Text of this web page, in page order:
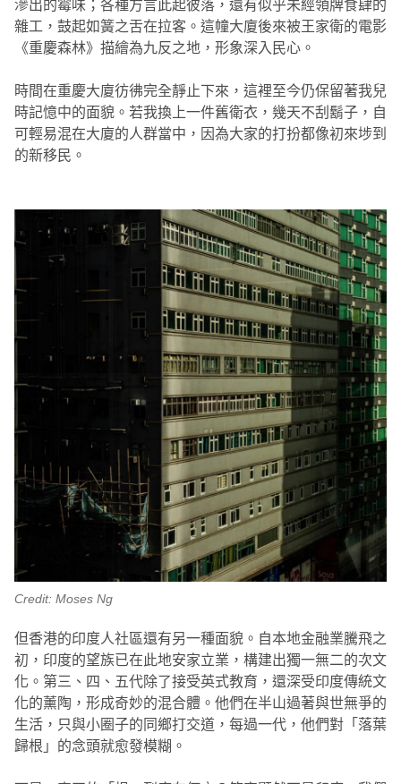
滲出的霉味；各種方言此起彼落，還有似乎未經領牌食肆的
雜工，鼓起如簧之舌在拉客。這幢大廈後來被王家衛的電影
《重慶森林》描繪為九反之地，形象深入民心。
時間在重慶大廈彷彿完全靜止下來，這裡至今仍保留著我兒
時記憶中的面貌。若我換上一件舊衛衣，幾天不刮鬍子，自
可輕易混在大廈的人群當中，因為大家的打扮都像初來埗到
的新移民。
Credit: Moses Ng
但香港的印度人社區還有另一種面貌。自本地金融業騰飛之
初，印度的望族已在此地安家立業，構建出獨一無二的次文
化。第三、四、五代除了接受英式教育，還深受印度傳統文
化的薰陶，形成奇妙的混合體。他們在半山過著與世無爭的
生活，只與小圈子的同鄉打交道，每過一代，他們對「落葉
歸根」的念頭就愈發模糊。